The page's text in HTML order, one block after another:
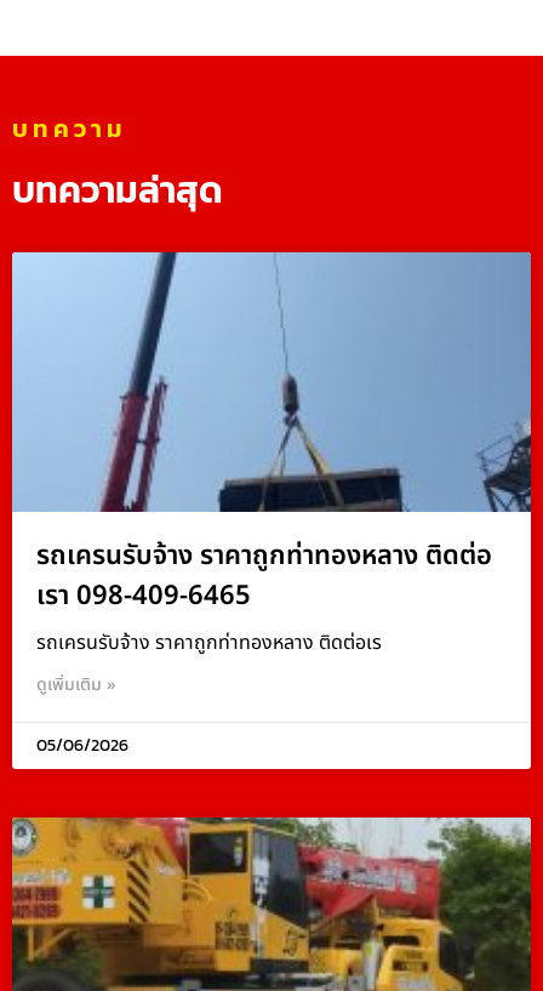
บทความ
บทความล่าสุด
รถเครนรับจ้าง ราคาถูกท่าทองหลาง ติดต่อ
เรา 098-409-6465
รถเครนรับจ้าง ราคาถูกท่าทองหลาง ติดต่อเร
ดูเพิ่มเติม »
05/06/2026